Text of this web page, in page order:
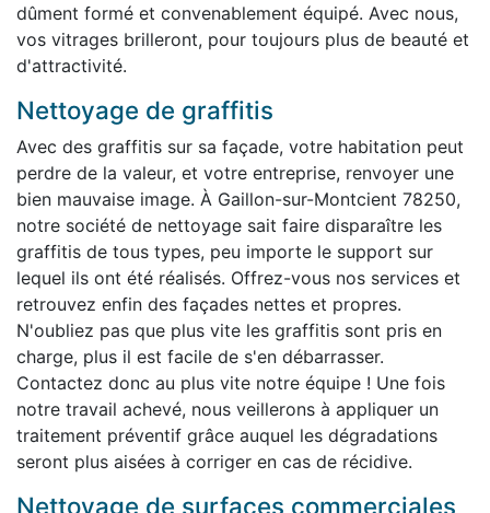
dûment formé et convenablement équipé. Avec nous,
vos vitrages brilleront, pour toujours plus de beauté et
d'attractivité.
Nettoyage de graffitis
Avec des graffitis sur sa façade, votre habitation peut
perdre de la valeur, et votre entreprise, renvoyer une
bien mauvaise image. À Gaillon-sur-Montcient 78250,
notre société de nettoyage sait faire disparaître les
graffitis de tous types, peu importe le support sur
lequel ils ont été réalisés. Offrez-vous nos services et
retrouvez enfin des façades nettes et propres.
N'oubliez pas que plus vite les graffitis sont pris en
charge, plus il est facile de s'en débarrasser.
Contactez donc au plus vite notre équipe ! Une fois
notre travail achevé, nous veillerons à appliquer un
traitement préventif grâce auquel les dégradations
seront plus aisées à corriger en cas de récidive.
Nettoyage de surfaces commerciales